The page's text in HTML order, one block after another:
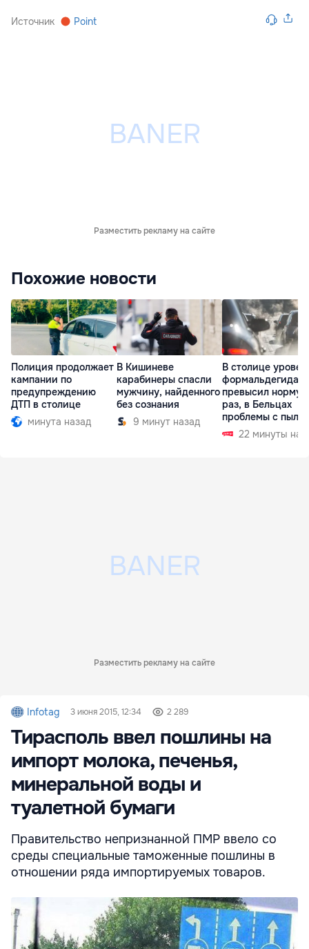
Источник Point
Разместить рекламу на сайте
Похожие новости
Полиция продолжает
кампании по
предупреждению
ДТП в столице
минута назад
В Кишиневе
карабинеры спасли
мужчину, найденного
без сознания
9 минут назад
В столице
формальдегида
превысил норму
раз, в Бельцах
проблемы с
22 минуты
Разместить рекламу на сайте
Infotag 3 июня 2015, 12:34 2 289
Тирасполь ввел пошлины на
импорт молока, печенья,
минеральной воды и
туалетной бумаги
Правительство непризнанной ПМР ввело со
среды специальные таможенные пошлины в
отношении ряда импортируемых товаров.